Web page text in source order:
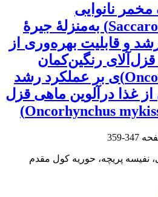
نانوایی
(Saccaromyces cerevisiae) به‌منزلۀ جیرۀ
و قابلیت بهره‌وری از
رنگین‌کمان
(Oncorhynchus mykiss)ی بر عملکرد رشد
غذا درآلوین ماهی قزل
347-359
نفیسه پریچه، حوریه کول مقدم